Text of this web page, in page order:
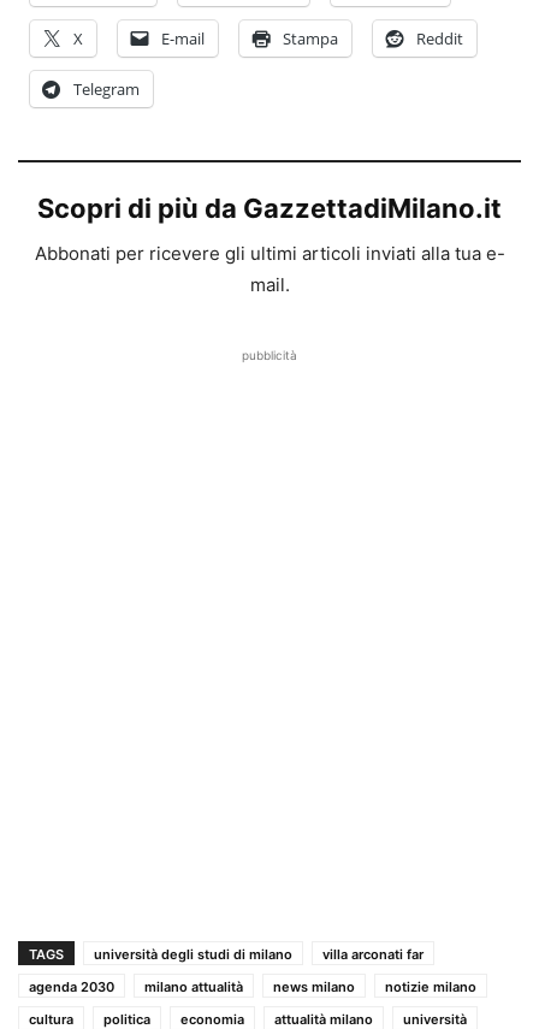
X E-mail Stampa Reddit
Telegram
Scopri di più da GazzettadiMilano.it
Abbonati per ricevere gli ultimi articoli inviati alla tua e-
mail.
pubblicità
TAGS università degli studi di milano
villa arconati far
agenda 2030
milano attualità news milano
notizie milano
cultura
politica economia attualità milano università